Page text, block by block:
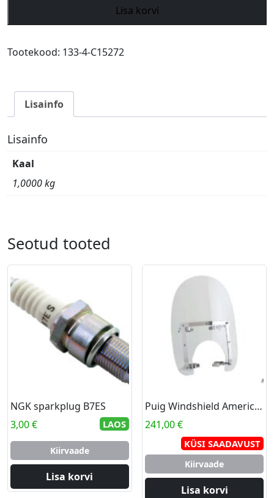
with
Lisa korvi
Tootekood: 133-4-C15272
Lisainfo
Lisainfo
Kaal
1,0000 kg
Seotud tooted
NGK sparkplug B7ES
3,00€ LAOS
Kiirvaade
Lisa korvi
Puig Windshield America I Universal C/Clear
241,00€
KÜSI SAADAVUST
Kiirvaade
Lisa korvi